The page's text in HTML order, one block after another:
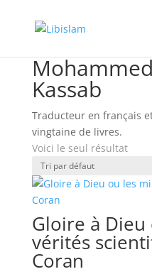
Kassab
Traducteur en français
vingtaine de livres.
Voici le seul résultat
Gloire à
vérités
Coran